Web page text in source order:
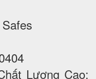
Lượng Cao: